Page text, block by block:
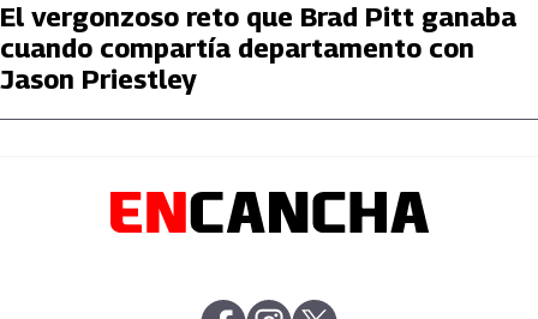
El vergonzoso reto que Brad Pitt ganaba
cuando compartía departamento con
Jason Priestley
abre en nueva pestaña
abre en nueva pestaña